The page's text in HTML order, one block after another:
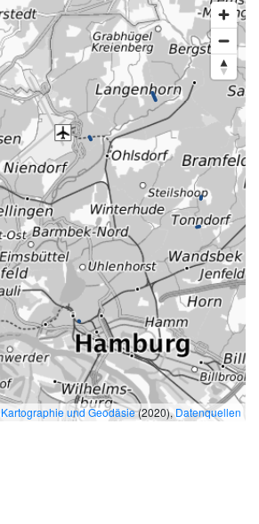
und Geodäsie(2020),Datenquellen